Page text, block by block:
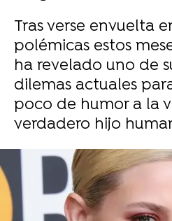
Tras verse envuelta
polémicas estos
ha revelado uno de
dilemas actuales
poco de humor a la
verdadero hijo
-